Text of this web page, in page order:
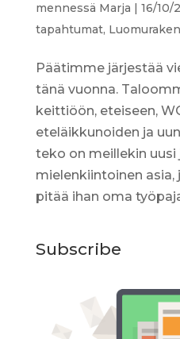
mennessä Marja 16/10/
tapahtumat,
Päätimme järjestää
tänä vuonna.
keittiöön, eteiseen,
eteläikkunoiden ja
teko on meillekin
mielenkiintoinen asia,
pitää ihan oma
Subscribe